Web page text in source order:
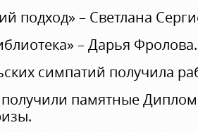
подход» – Светлана
– Дарья
симпатий получила
памятные